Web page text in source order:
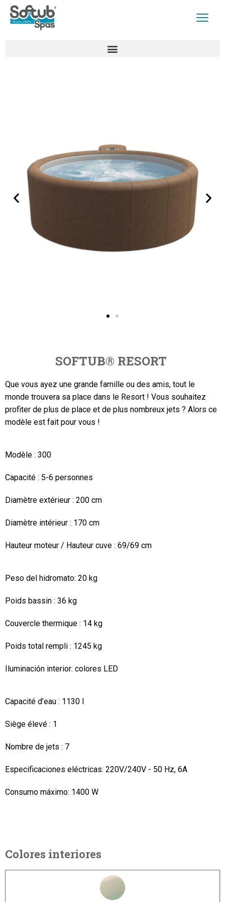
SOFTUB® RESORT
Que vous ayez une grande famille ou des amis, tout le
monde trouvera sa place dans le Resort ! Vous souhaitez
profiter de plus de place et de plus nombreux jets ? Alors ce
modèle est fait pour vous !
Modèle : 300
Capacité : 5-6 personnes
Diamètre extérieur : 200 cm
Diamètre intérieur : 170 cm
Hauteur moteur / Hauteur cuve : 69/69 cm
Peso del hidromato: 20 kg
Poids bassin : 36 kg
Couvercle thermique : 14 kg
Poids total rempli : 1245 kg
Iluminación interior: colores LED
Capacité d’eau : 1130 l
Siège élevé : 1
Nombre de jets : 7
Especificaciones eléctricas: 220V/240V - 50 Hz, 6A
Consumo máximo: 1400 W
Colores interiores